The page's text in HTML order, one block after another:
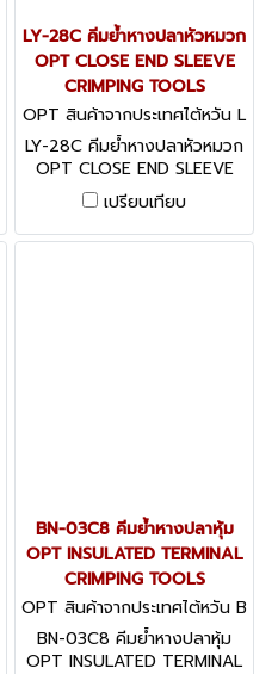
LY-28C คีมย้ำหางปลาหัวหมวก
OPT CLOSE END SLEEVE
CRIMPING TOOLS
OPT สินค้าจากประเทศไต้หวัน L
Y-28C
LY-28C คีมย้ำหางปลาหัวหมวก
OPT CLOSE END SLEEVE
CRIMPING TOOLS
เปรียบเทียบ
BN-03C8 คีมย้ำหางปลาหุ้ม
OPT INSULATED TERMINAL
CRIMPING TOOLS
OPT สินค้าจากประเทศไต้หวัน B
N-03C8
BN-03C8 คีมย้ำหางปลาหุ้ม
OPT INSULATED TERMINAL